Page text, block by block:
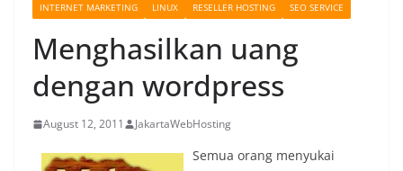
INTERNET MARKETING LINUX RESELLER HOSTING SEO SERVICE
Menghasilkan uang
dengan wordpress
August 12, 2011 JakartaWebHosting
Semua orang menyukai